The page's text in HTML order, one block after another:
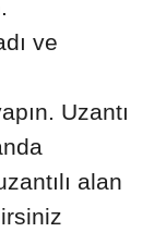
ve
Uzantı
alan